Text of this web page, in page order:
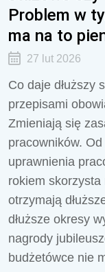
Problem w
ma na to
27 lut 2026
Co daje dłuższy
przepisami
Zmieniają się
pracowników.
uprawnienia
rokiem
otrzymają
dłuższe okresy
nagrody
budżetówce nie